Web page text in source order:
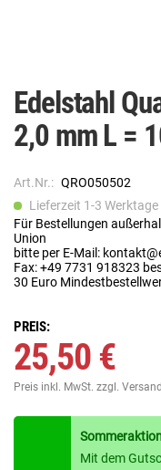
Edelstahl
2,0 mm L =
Art.Nr.: QRO050502
Lieferzeit 1-3 Werktage
Für Bestellungen
Union
bitte per E-Mail:
Fax: +49 7731 918323
30 Euro
PREIS:
25,50 €
Preis inkl. MwSt. zzgl.
Mit dem